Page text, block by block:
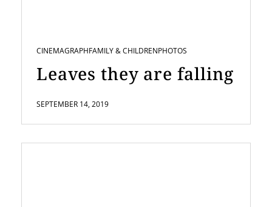
CINEMAGRAPHFAMILY & CHILDRENPHOTOS
Leaves they are falling
SEPTEMBER 14, 2019